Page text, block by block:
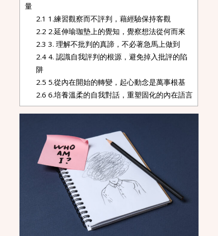
量
2.1 1.練習觀察而不評判，藉經驗保持客觀
2.2 2.延伸瑜珈墊上的覺知，覺察想法從何而來
2.3 3. 理解不批判的真諦，不必著急馬上做到
2.4 4. 認識自我評判的根源，避免掉入批評的陷
阱
2.5 5.從內在開始的轉變，起心動念是萬事根基
2.6 6.培養溫柔的自我對話，重塑固化的內在語言